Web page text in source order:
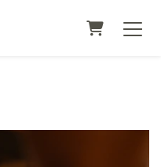
PANIER